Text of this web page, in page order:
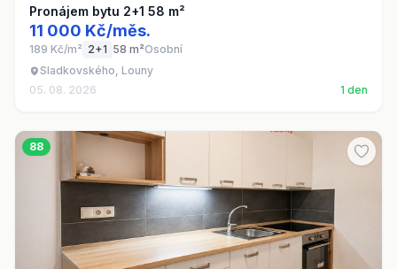
Pronájem bytu 2+1 58 m²
11 000 Kč/měs.
189 Kč/m² 2+1 58 m²Osobní
Sladkovského, Louny
05. 08. 2026
1 den
88